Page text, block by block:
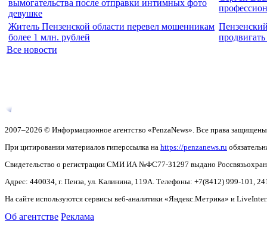
вымогательства после отправки интимных фото
девушке
Житель Пензенской области перевел мошенникам
более 1 млн. рублей
Все новости
2007–2026 © Информационное агентство «PenzaNews». Все права
При цитировании материалов гиперссылка на https://penzanews.ru
Свидетельство о регистрации СМИ ИА №ФС77-31297 выдано
Адрес: 440034, г. Пенза, ул. Калинина, 119А. Телефоны: +7(8412) 999-101,
На сайте используются сервисы веб-аналитики «Яндекс.Метрика» и
Об агентстве Реклама